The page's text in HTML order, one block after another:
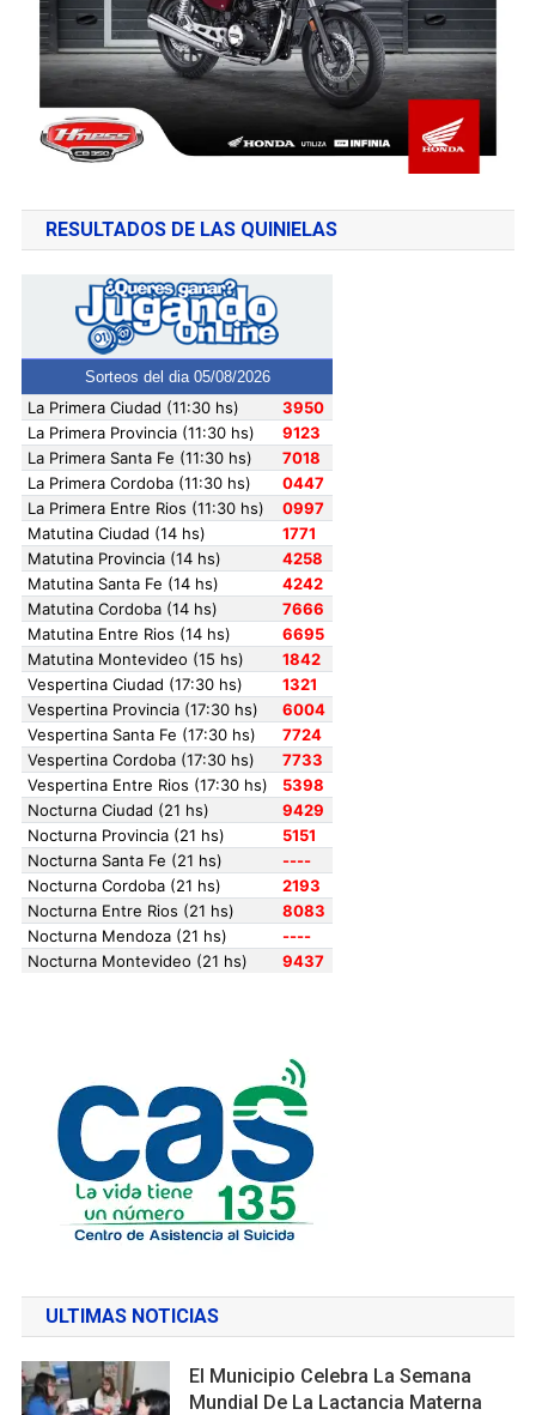
RESULTADOS DE LAS QUINIELAS
ULTIMAS NOTICIAS
El Municipio Celebra La Semana
Mundial De La Lactancia Materna